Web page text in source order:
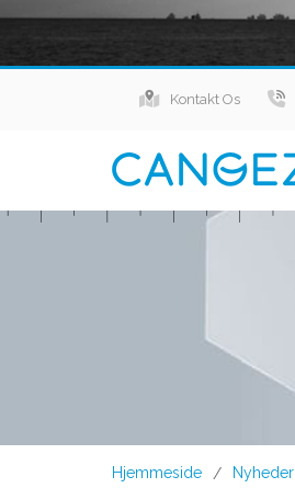
Kontakt Os
Hjemmeside / Nyheder